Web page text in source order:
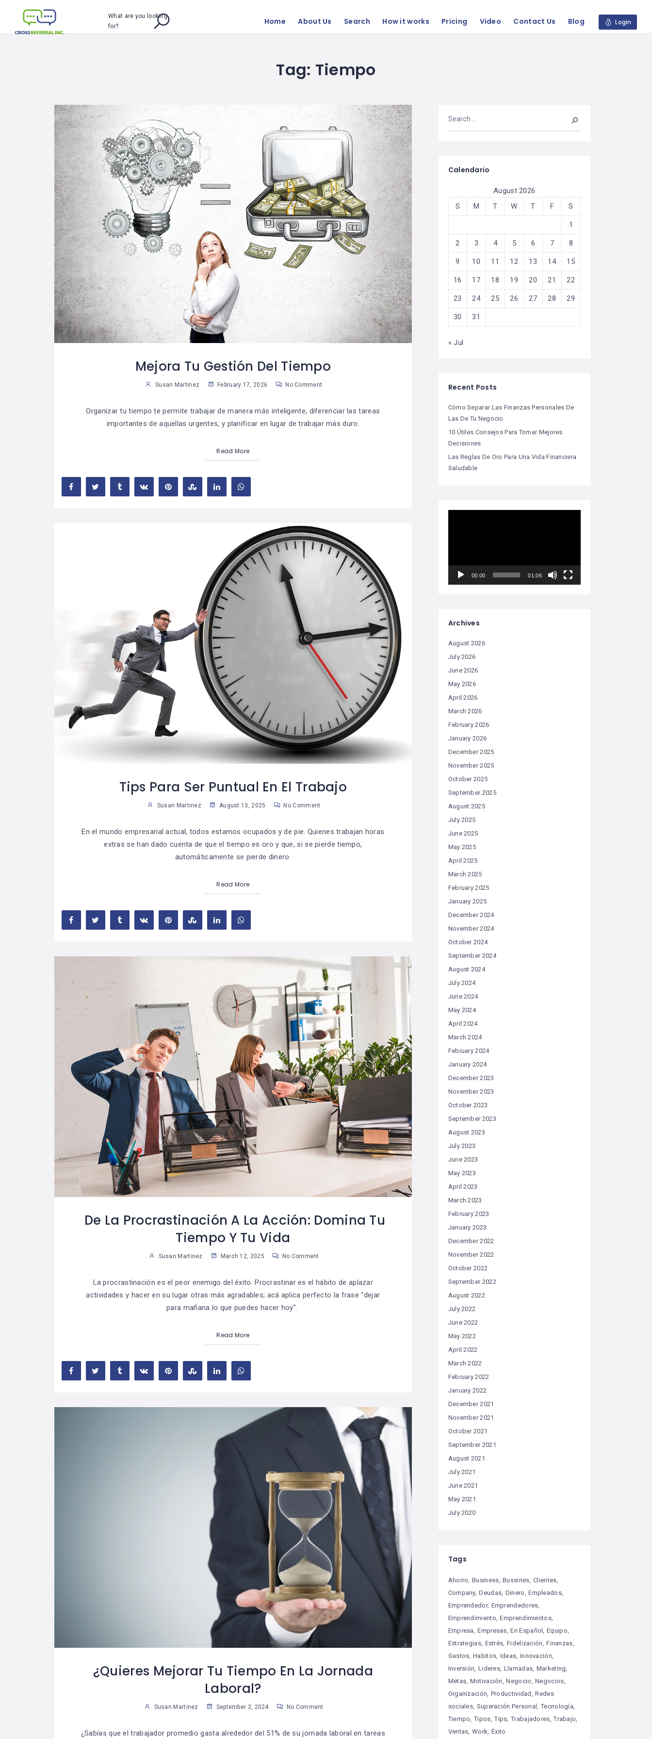
What are you looking
for?
Home About Us Search How it works Pricing Video Contact Us Blog Login
Tag: Tiempo
Mejora Tu Gestión Del Tiempo
Susan Martinez February 17, 2026 No Comment
Organizar tu tiempo te permite trabajar de manera más inteligente, diferenciar las tareas
importantes de aquellas urgentes, y planificar en lugar de trabajar más duro.
Read More
Tips Para Ser Puntual En El Trabajo
Susan Martinez August 13, 2025 No Comment
En el mundo empresarial actual, todos estamos ocupados y de pie. Quienes trabajan horas
extras se han dado cuenta de que el tiempo es oro y que, si se pierde tiempo,
automáticamente se pierde dinero.
Read More
De La Procrastinación A La Acción: Domina Tu
Tiempo Y Tu Vida
Susan Martinez March 12, 2025 No Comment
La procrastinación es el peor enemigo del éxito. Procrastinar es el hábito de aplazar
actividades y hacer en su lugar otras más agradables; acá aplica perfecto la frase “dejar
para mañana lo que puedes hacer hoy”.
Read More
¿Quieres Mejorar Tu Tiempo En La Jornada
Laboral?
Susan Martinez September 2, 2024 No Comment
¿Sabías que el trabajador promedio gasta alrededor del 51% de su jornada laboral en tareas
Calendario
August 2026
S
M T W T F S
1
2 3 4 5 6 7 8
9 10 11 12 13 14 15
16 17 18 19 20 21 22
23 24 25 26 27 28 29
30 31
« Jul
Recent Posts
Cómo Separar Las Finanzas Personales De
Las De Tu Negocio
10 Útiles Consejos Para Tomar Mejores
Decisiones
Las Reglas De Oro Para Una Vida Financiera
Saludable
00:00 01:06
Archives
August 2026
July 2026
June 2026
May 2026
April 2026
March 2026
February 2026
January 2026
December 2025
November 2025
October 2025
September 2025
August 2025
July 2025
June 2025
May 2025
April 2025
March 2025
February 2025
January 2025
December 2024
November 2024
October 2024
September 2024
August 2024
July 2024
June 2024
May 2024
April 2024
March 2024
February 2024
January 2024
December 2023
November 2023
October 2023
September 2023
August 2023
July 2023
June 2023
May 2023
April 2023
March 2023
February 2023
January 2023
December 2022
November 2022
October 2022
September 2022
August 2022
July 2022
June 2022
May 2022
April 2022
March 2022
February 2022
January 2022
December 2021
November 2021
October 2021
September 2021
August 2021
July 2021
June 2021
May 2021
July 2020
Tags
Ahorro Business Bussines Clientes
Company Deudas Dinero
Empleados
Emprendedor Emprendedores
Emprendimiento Emprendimientos
Empresa
Empresas En Español
Equipo
Estrategias Estrés Fidelización
Finanzas
Gastos Habitos Ideas Innovación
Inversión Lideres Llamadas Marketing
Metas Motivación Negocio
Negocios
Organización Productividad
Redes
sociales Superación Personal
Tecnología
Tiempo
Tipos Tips Trabajadores Trabajo
Ventas Work Éxito